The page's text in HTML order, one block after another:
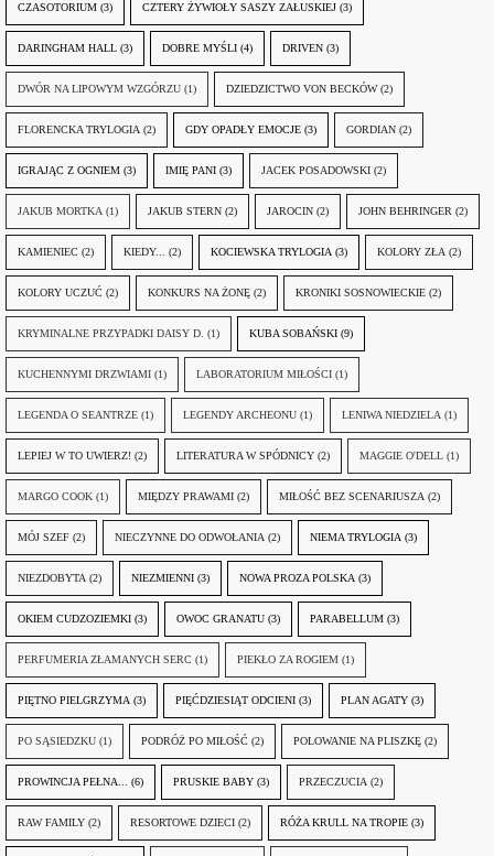
CZASOTORIUM (3) CZTERY ŻYWIOŁY SASZY ZAŁUSKIEJ (3)
DARINGHAM HALL (3) DOBRE MYŚLI (4) DRIVEN (3)
DWÓR NA LIPOWYM WZGÓRZU (1) DZIEDZICTWO VON BECKÓW (2)
FLORENCKA TRYLOGIA (2) GDY OPADŁY EMOCJE (3) GORDIAN (2)
IGRAJĄC Z OGNIEM (3) IMIĘ PANI (3) JACEK POSADOWSKI (2)
JAKUB MORTKA (1) JAKUB STERN (2) JAROCIN (2) JOHN BEHRINGER (2)
KAMIENIEC (2) KIEDY... (2) KOCIEWSKA TRYLOGIA (3) KOLORY ZŁA (2)
KOLORY UCZUĆ (2) KONKURS NA ŻONĘ (2) KRONIKI SOSNOWIECKIE (2)
KRYMINALNE PRZYPADKI DAISY D. (1) KUBA SOBAŃSKI (9)
KUCHENNYMI DRZWIAMI (1) LABORATORIUM MIŁOŚCI (1)
LEGENDA O SEANTRZE (1) LEGENDY ARCHEONU (1) LENIWA NIEDZIELA (1)
LEPIEJ W TO UWIERZ! (2) LITERATURA W SPÓDNICY (2) MAGGIE O'DELL (1)
MARGO COOK (1) MIĘDZY PRAWAMI (2) MIŁOŚĆ BEZ SCENARIUSZA (2)
MÓJ SZEF (2) NIECZYNNE DO ODWOŁANIA (2) NIEMA TRYLOGIA (3)
NIEZDOBYTA (2) NIEZMIENNI (3) NOWA PROZA POLSKA (3)
OKIEM CUDZOZIEMKI (3) OWOC GRANATU (3) PARABELLUM (3)
PERFUMERIA ZŁAMANYCH SERC (1) PIEKŁO ZA ROGIEM (1)
PIĘTNO PIELGRZYMA (3) PIĘĆDZIESIĄT ODCIENI (3) PLAN AGATY (3)
PO SĄSIEDZKU (1) PODRÓŻ PO MIŁOŚĆ (2) POLOWANIE NA PLISZKĘ (2)
PROWINCJA PEŁNA... (6) PRUSKIE BABY (3) PRZECZUCIA (2)
RAW FAMILY (2) RESORTOWE DZIECI (2) RÓŻA KRULL NA TROPIE (3)